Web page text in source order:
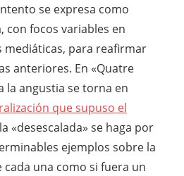
se expresa como
con focos variables en
mediáticas, para reafirmar
anteriores. En «Quatre
la angustia se torna en
que supuso el
«desescalada» se haga por
ejemplos sobre la
una como si fuera un